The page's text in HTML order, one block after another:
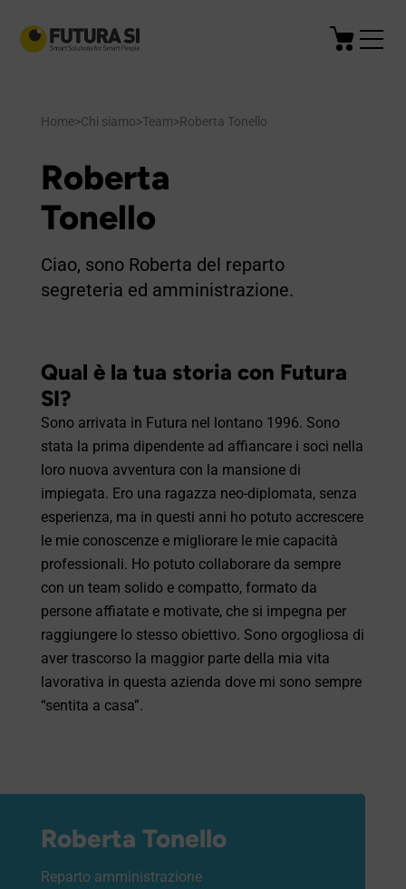
Home>Chi siamo>Team>Roberta Tonello
Roberta
Tonello
Ciao, sono Roberta del reparto
segreteria ed amministrazione.
Qual è la tua storia con Futura
SI?
Sono arrivata in Futura nel lontano 1996. Sono
stata la prima dipendente ad affiancare i soci nella
loro nuova avventura con la mansione di
impiegata. Ero una ragazza neo-diplomata, senza
esperienza, ma in questi anni ho potuto accrescere
le mie conoscenze e migliorare le mie capacità
professionali. Ho potuto collaborare da sempre
con un team solido e compatto, formato da
persone affiatate e motivate, che si impegna per
raggiungere lo stesso obiettivo. Sono orgogliosa di
aver trascorso la maggior parte della mia vita
lavorativa in questa azienda dove mi sono sempre
“sentita a casa”.
Roberta Tonello
Reparto amministrazione